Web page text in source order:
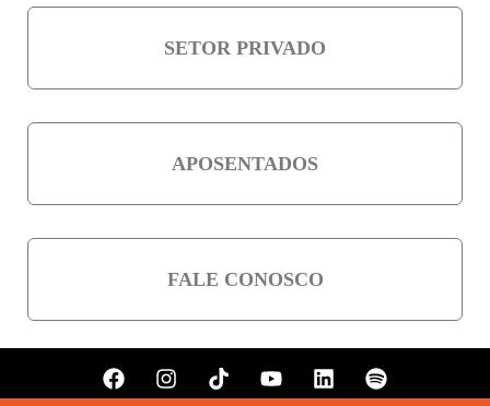
SETOR PRIVADO
APOSENTADOS
FALE CONOSCO